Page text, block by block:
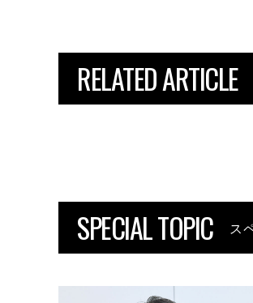
RELATED ARTICLE
SPECIAL TOPIC ス